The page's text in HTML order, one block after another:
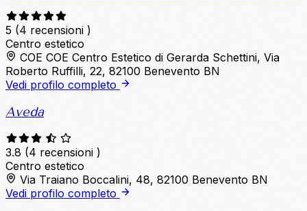
5 (4 recensioni )
Centro estetico
COE COE Centro Estetico di Gerarda Schettini, Via
Roberto Ruffilli, 22, 82100 Benevento BN
Vedi profilo completo
Aveda
3.8 (4 recensioni )
Centro estetico
Via Traiano Boccalini, 48, 82100 Benevento BN
Vedi profilo completo